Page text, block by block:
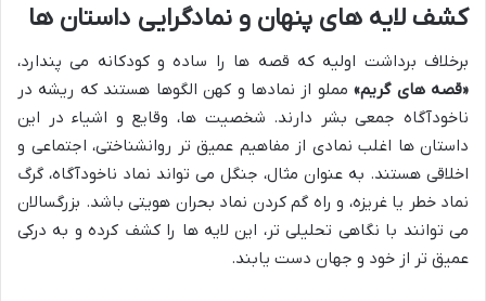
کشف لایه های پنهان و نمادگرایی داستان ها
برخلاف برداشت اولیه که قصه ها را ساده و کودکانه می پندارد،
«قصه های گریم»مملو از نمادها و کهن الگوها هستند که ریشه در
ناخودآگاه جمعی بشر دارند. شخصیت ها، وقایع و اشیاء در این
داستان ها اغلب نمادی از مفاهیم عمیق تر روانشناختی، اجتماعی و
اخلاقی هستند. به عنوان مثال، جنگل می تواند نماد ناخودآگاه، گرگ
نماد خطر یا غریزه، و راه گم کردن نماد بحران هویتی باشد. بزرگسالان
می توانند با نگاهی تحلیلی تر، این لایه ها را کشف کرده و به درکی
عمیق تر از خود و جهان دست یابند.